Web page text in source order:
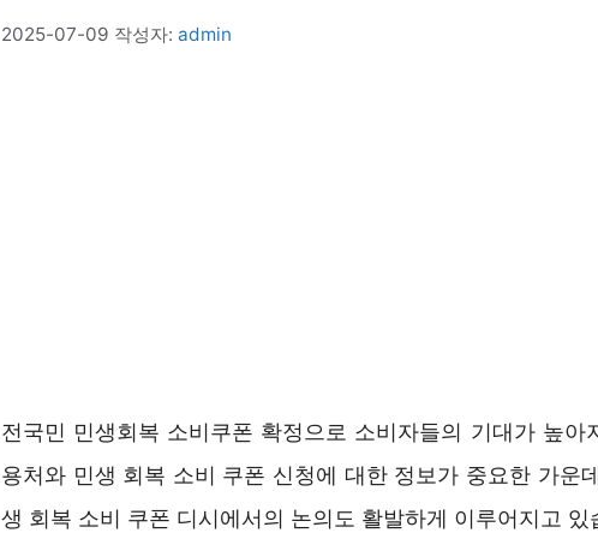
2025-07-09 작성자: admin
전국민 민생회복 소비쿠폰 확정으로 소비자들의 기대가 높아
용처와 민생 회복 소비 쿠폰 신청에 대한 정보가 중요한 가운
생 회복 소비 쿠폰 디시에서의 논의도 활발하게 이루어지고 있